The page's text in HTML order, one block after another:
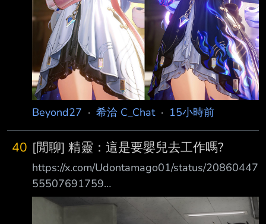
Beyond27 · 希洽 C_Chat· 15小時前
40 [閒聊] 精靈：這是要嬰兒去工作嗎?
https://x.com/Udontamago01/status/20860447
55507691759
https://pbs.twimg.com/media/HPLq_feaUAAv9
K5?format=jpg&name=medium 父親：「雖然